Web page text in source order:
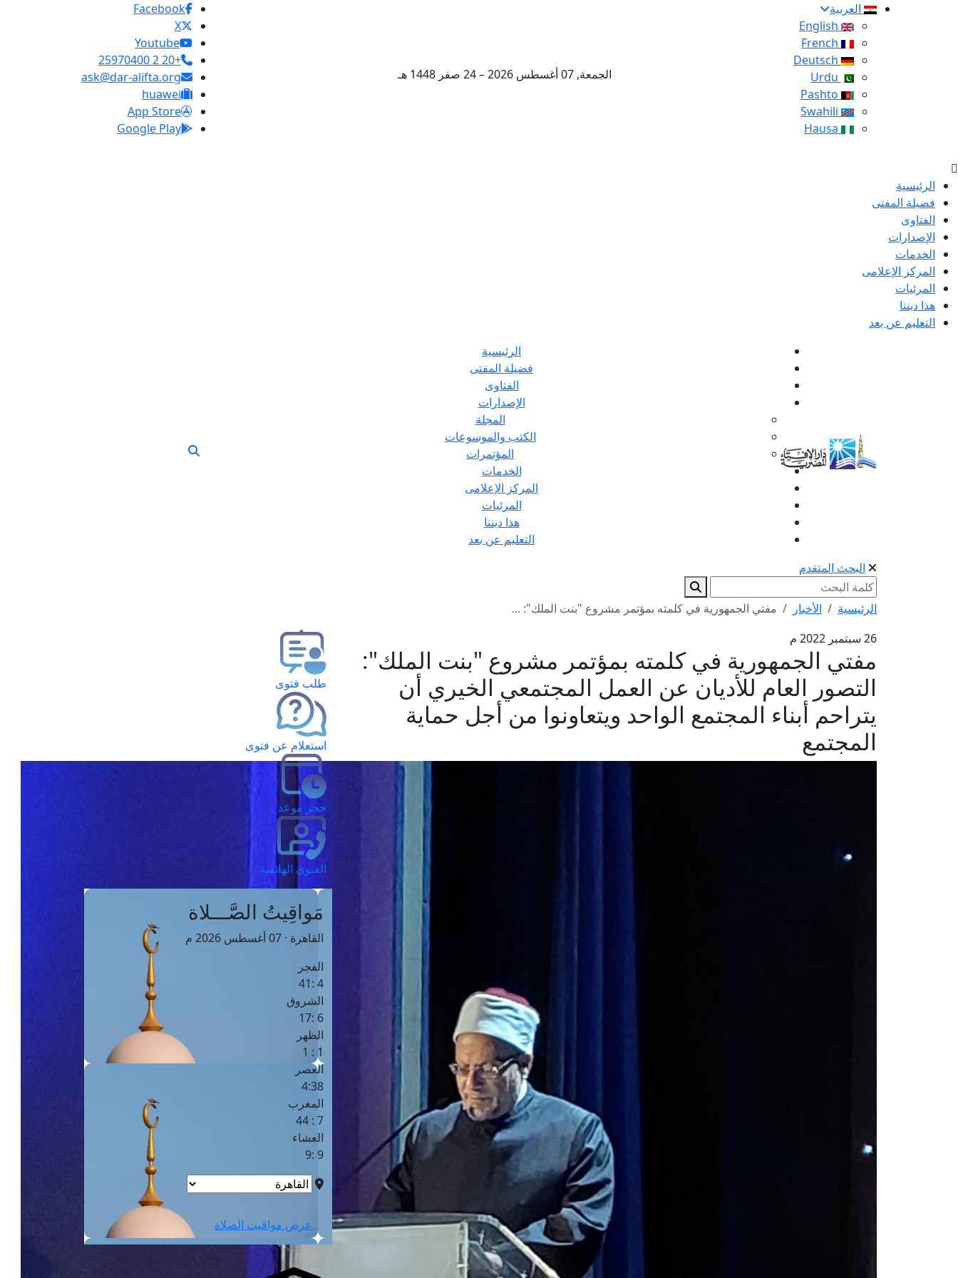
العربية
الجمعة, 07 أغسطس 2026 – 24 صفر 1448 هـ
Facebook
X
Youtube
+20 2 25970400
ask@dar-alifta.org
huawei
App Store
Google Play
الرئيسية
فضيلة المفتى
الفتاوى
الإصدارات
الخدمات
المركز الإعلامى
المرئيات
هذا ديننا
التعليم عن بعد
الرئيسية
فضيلة المفتى
الفتاوى
الإصدارات
المجلة
الكتب والموسوعات
المؤتمرات
الخدمات
المركز الإعلامى
المرئيات
هذا ديننا
التعليم عن بعد
البحث المتقدم
الرئيسية الأخبار
مفتي الجمهورية في كلمته بمؤتمر مشروع "بنت الملك": ...
26 سبتمبر 2022 م
مفتي الجمهورية في كلمته بمؤتمر مشروع "بنت الملك":
التصور العام للأديان عن العمل المجتمعي الخيري أن
يتراحم أبناء المجتمع الواحد ويتعاونوا من أجل حماية
المجتمع
طلب فتوى
استعلام عن فتوى
حجز موعد
الفتوى الهاتفية
مَواقِيتُ الصَّـــلاة
القاهرة · 07 أغسطس 2026 م
الفجر
4 :41
الشروق
6 :17
الظهر
1 : 1
العصر
4:38
المغرب
7 : 44
العشاء
9 :9
عرض مواقيت الصلاة